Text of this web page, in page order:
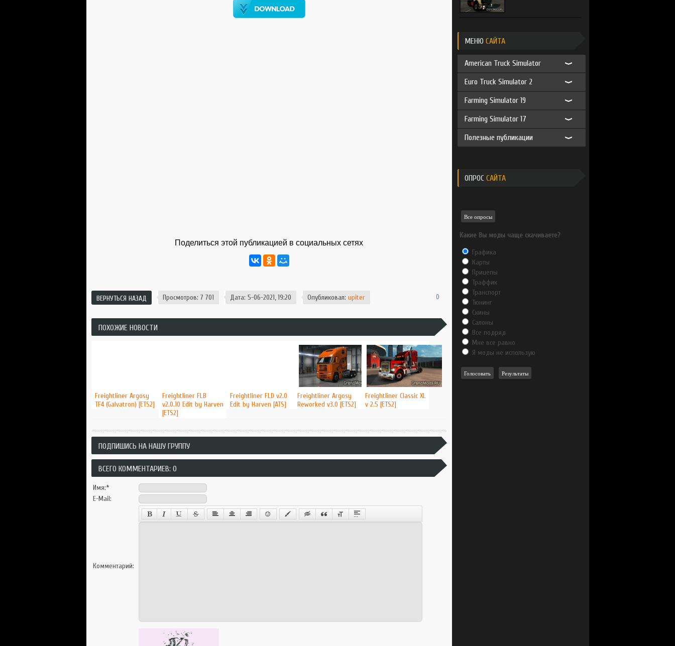
Поделиться этой публикацией в социальных сетях
ВЕРНУТЬСЯ НАЗАД Просмотров: 7 701 Дата: 5-06-2021, 19:20 Опубликовал: upiter 0
ПОХОЖИЕ НОВОСТИ
Freightliner Argosy
TF4 (Galvatron) [ETS2]
Freightliner FLB
v2.0.10 Edit by Harven
[ETS2]
Freightliner FLD v2.0
Edit by Harven [ATS]
Freightliner Argosy
Reworked v3.0 [ETS2]
Freightliner Classic XL
v 2.5 [ETS2]
ПОДПИШИСЬ НА НАШУ ГРУППУ
ВСЕГО КОММЕНТАРИЕВ: 0
Имя:*
E-Mail:
Комментарий:
МЕНЮ САЙТА
American Truck Simulator
Euro Truck Simulator 2
Farming Simulator 19
Farming Simulator 17
Полезные публикации
ОПРОС САЙТА
Все опросы
Какие Вы моды чаще скачиваете?
Графика
Карты
Прицепы
Траффик
Транспорт
Тюнинг
Скины
Салоны
Все подряд
Мне все равно
Я моды не использую
Голосовать Результаты